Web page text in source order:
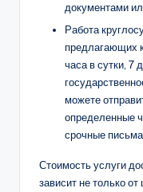
документами
Работа
предлагающих
часа в сутки, 7
можете
определенные
срочные
Стоимость услуги
зависит не только